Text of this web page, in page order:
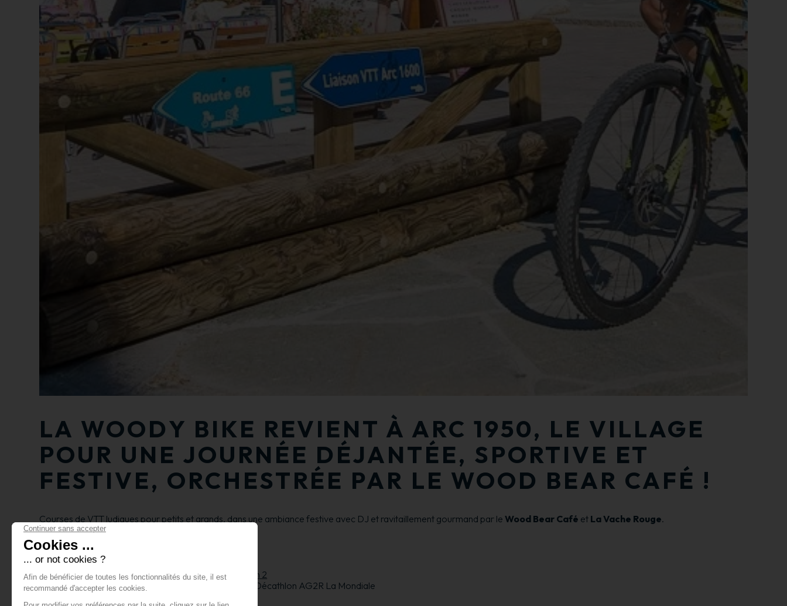
LA WOODY BIKE REVIENT À ARC 1950, LE VILLAGE
POUR UNE JOURNÉE DÉJANTÉE, SPORTIVE ET
FESTIVE, ORCHESTRÉE PAR LE WOOD BEAR CAFÉ !
Courses de VTT ludiques pour petits et grands, dans une ambiance festive avec DJ et ravitaillement gourmand par leWood Bear Café et La Vache Rouge.
Programme de la journée :
14h :Parcours enfants 7-11 ans
16h :Atelier draisienne pour les 3-6 ans, avecEvolution 2
18h - 19h :Séance de dédicaces avec les cyclistes de Décathlon AG2R La Mondiale